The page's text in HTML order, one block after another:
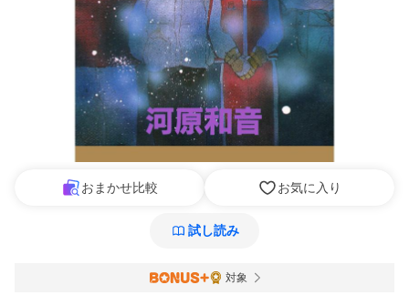
おまかせ比較 お気に入り
試し読み
対象